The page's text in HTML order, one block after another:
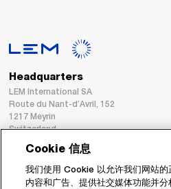
Headquarters
LEM International SA
Route du Nant-d’Avril, 152
1217 Meyrin
Switzerland
Fax : +41 22 794 94 78
Cookie 信息
我们使用 Cookie 以允许我们网站的
内容和广告、提供社交媒体功能并